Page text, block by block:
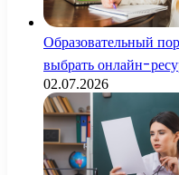
Образовательный
выбрать онлайн-
02.07.2026